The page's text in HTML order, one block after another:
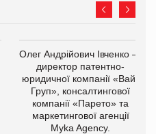
Олег Андрійович Івченко —
директор патентно-
юридичної компанії «Вайз
Груп», консалтингової
компанії «Парето» та
маркетингової агенції
Myka Agency.